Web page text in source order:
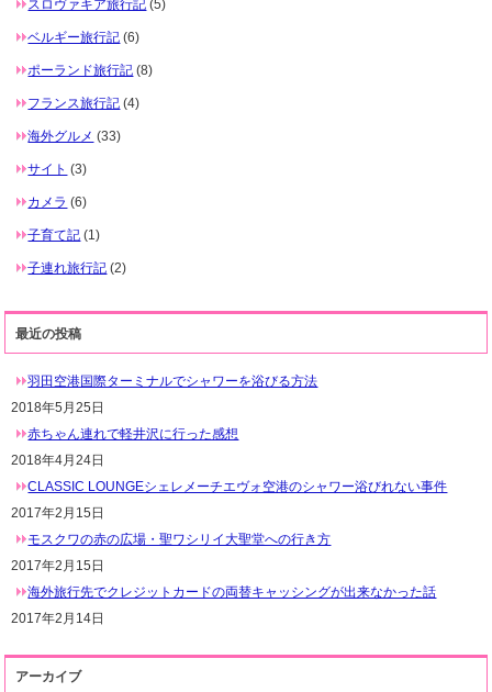
スロヴァキア旅行記 (5)
ベルギー旅行記 (6)
ポーランド旅行記 (8)
フランス旅行記 (4)
海外グルメ (33)
サイト (3)
カメラ (6)
子育て記 (1)
子連れ旅行記 (2)
最近の投稿
羽田空港国際ターミナルでシャワーを浴びる方法
2018年5月25日
赤ちゃん連れで軽井沢に行った感想
2018年4月24日
CLASSIC LOUNGEシェレメーチエヴォ空港のシャワー浴びれない事件
2017年2月15日
モスクワの赤の広場・聖ワシリイ大聖堂への行き方
2017年2月15日
海外旅行先でクレジットカードの両替キャッシングが出来なかった話
2017年2月14日
アーカイブ